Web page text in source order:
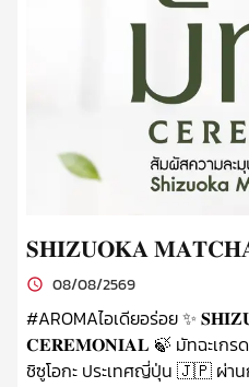
𝐒𝐇𝐈𝐙𝐔𝐎𝐊𝐀
08/08/2569
#AROMAไอเดียอร่อย ✨
𝐂𝐄𝐑𝐄𝐌𝐎𝐍𝐈𝐀𝐋 🍃 มัทฉะเกรดพิธีการแท้ ต้นกำเนิดจากเมือง
ชิซูโอกะ ประเทศญี่ปุ่น 🇯🇵 ผ่าน